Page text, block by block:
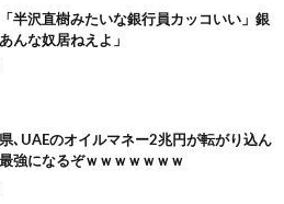
「半沢直樹みたいな銀行員カッコいい」銀
んな奴居ねえよ」
県､UAEのオイルマネー2兆円が転がり込ん
強になるぞｗｗｗｗｗｗｗ